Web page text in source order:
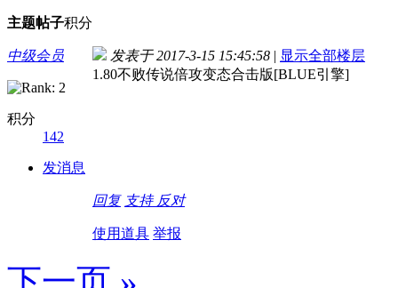
主题帖子积分
中级会员
积分
142
发消息
发表于 2017-3-15 15:45:58 | 显示全部楼层
1.80不败传说倍攻变态合击版[BLUE引擎]
回复 支持 反对
使用道具 举报